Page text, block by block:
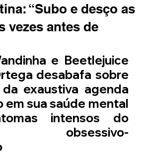
“Subo e desço as
vezes antes de
e Beetlejuice
desabafa sobre
exaustiva agenda
em sua saúde mental
intensos do
obsessivo-